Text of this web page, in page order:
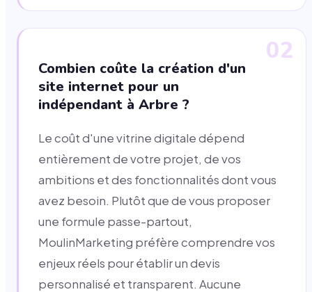
02
Combien coûte la création d'un
site internet pour un
indépendant à Arbre ?
Le coût d'une vitrine digitale dépend
entièrement de votre projet, de vos
ambitions et des fonctionnalités dont vous
avez besoin. Plutôt que de vous proposer
une formule passe-partout,
MoulinMarketing préfère comprendre vos
enjeux réels pour établir un devis
personnalisé et transparent. Aucune